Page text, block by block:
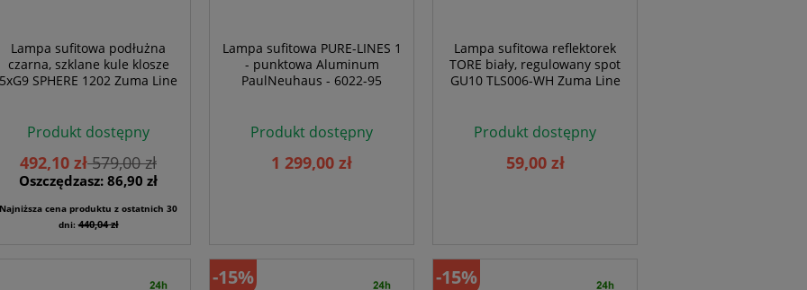
Lampa sufitowa podłużna
czarna, szklane kule klosze
5xG9 SPHERE 1202 Zuma Line
Produkt dostępny
492,10 zł579,00 zł
Oszczędzasz: 86,90 zł
Najniższa cena produktu z ostatnich 30
dni:440,04 zł
Lampa sufitowa PURE-LINES 1
- punktowa Aluminum
PaulNeuhaus - 6022-95
Produkt dostępny
1 299,00 zł
Lampa sufitowa reflektorek
TORE biały, regulowany spot
GU10 TLS006-WH Zuma Line
Produkt dostępny
59,00 zł
-15% -15%